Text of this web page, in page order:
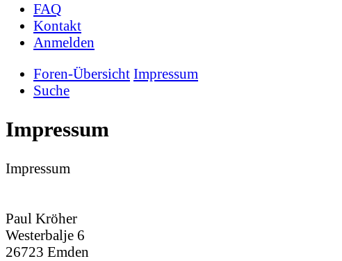
FAQ
Kontakt
Anmelden
Foren-Übersicht Impressum
Suche
Impressum
Impressum
Paul Kröher
Westerbalje 6
26723 Emden